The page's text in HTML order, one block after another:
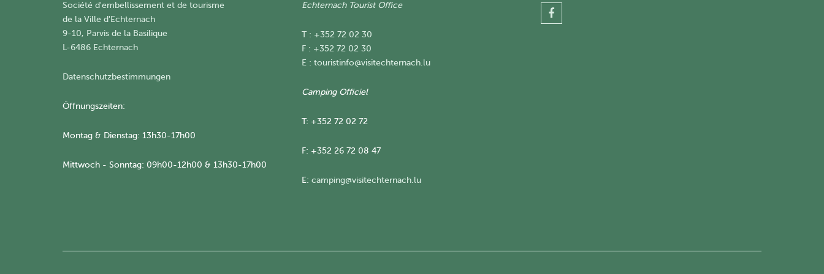
Société d'embellissement et de tourisme
​de la Ville d'Echternach
9-10, Parvis de la Basilique
L-6486 Echternach
Datenschutzbestimmungen
Öffnungszeiten:
Montag & Dienstag: 13h30-17h00
Mittwoch - Sonntag: 09h00-12h00 & 13h30-17h00
Echternach Tourist Office
T : +352 72 02 30
F : +352 72 02 30
E : touristinfo@visitechternach.lu
Camping Officiel
T: +352 72 02 72
F: +352 26 72 08 47
E: camping@visitechternach.lu